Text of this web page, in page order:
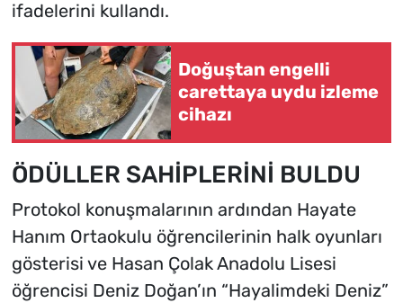
ifadelerini kullandı.
Doğuştan engelli
carettaya uydu izleme
cihazı
ÖDÜLLER SAHİPLERİNİ BULDU
Protokol konuşmalarının ardından Hayate
Hanım Ortaokulu öğrencilerinin halk oyunları
gösterisi ve Hasan Çolak Anadolu Lisesi
öğrencisi Deniz Doğan’ın “Hayalimdeki Deniz”